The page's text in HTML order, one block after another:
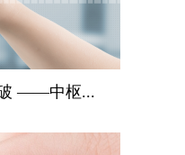
破 ——中枢...